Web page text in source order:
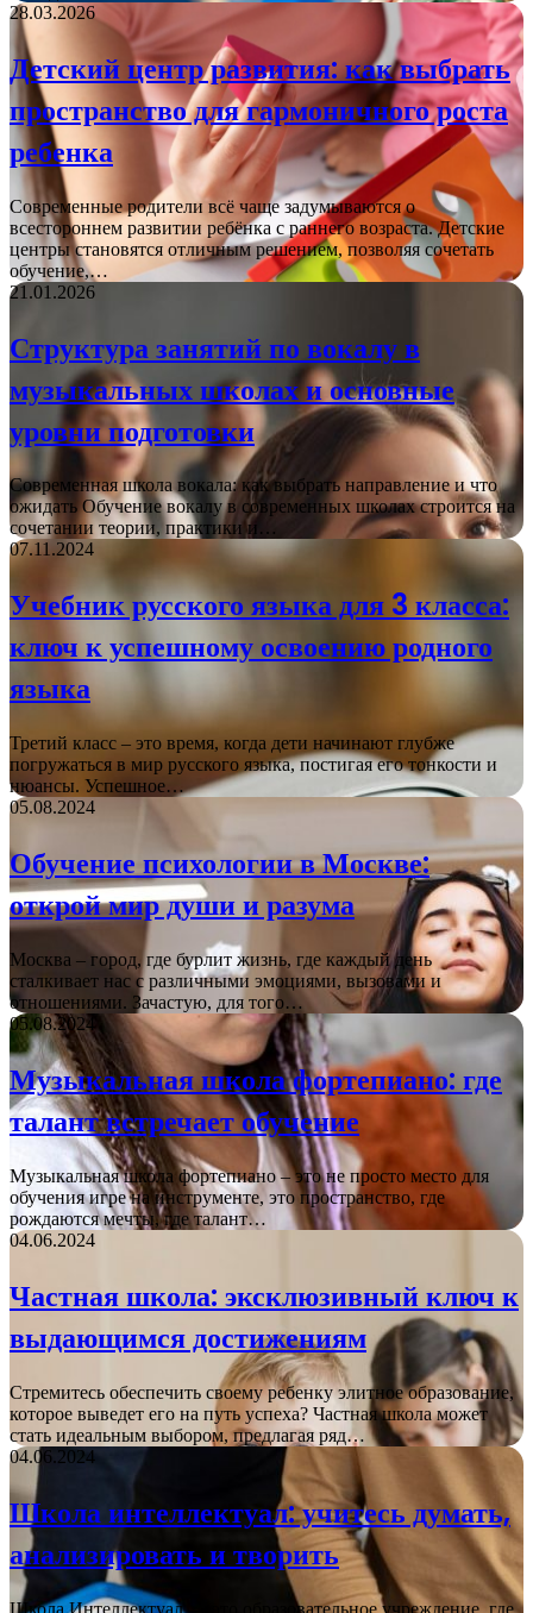
28.03.2026
Детский центр развития: как выбрать
пространство для гармоничного роста
ребенка
Современные родители всё чаще задумываются о
всестороннем развитии ребёнка с раннего возраста. Детские
центры становятся отличным решением, позволяя сочетать
обучение,…
21.01.2026
Структура занятий по вокалу в
музыкальных школах и основные
уровни подготовки
Современная школа вокала: как выбрать направление и что
ожидать Обучение вокалу в современных школах строится на
сочетании теории, практики и…
07.11.2024
Учебник русского языка для 3 класса:
ключ к успешному освоению родного
языка
Третий класс – это время, когда дети начинают глубже
погружаться в мир русского языка, постигая его тонкости и
нюансы. Успешное…
05.08.2024
Обучение психологии в Москве:
открой мир души и разума
Москва – город, где бурлит жизнь, где каждый день
сталкивает нас с различными эмоциями, вызовами и
отношениями. Зачастую, для того…
05.08.2024
Музыкальная школа фортепиано: где
талант встречает обучение
Музыкальная школа фортепиано – это не просто место для
обучения игре на инструменте, это пространство, где
рождаются мечты, где талант…
04.06.2024
Частная школа: эксклюзивный ключ к
выдающимся достижениям
Стремитесь обеспечить своему ребенку элитное образование,
которое выведет его на путь успеха? Частная школа может
стать идеальным выбором, предлагая ряд…
04.06.2024
Школа интеллектуал: учитесь думать,
анализировать и творить
Школа Интеллектуал — это образовательное учреждение, где